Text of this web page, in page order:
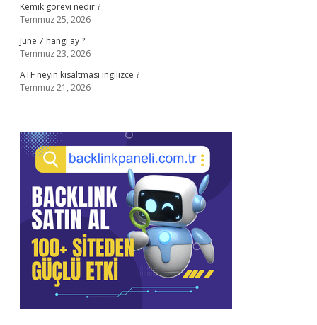
Kemik görevi nedir ?
Temmuz 25, 2026
June 7 hangi ay ?
Temmuz 23, 2026
ATF neyin kısaltması ingilizce ?
Temmuz 21, 2026